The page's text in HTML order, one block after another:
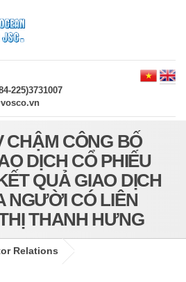
225)3731007
CHẬM CÔNG BỐ
DỊCH CỔ PHIẾU
QUẢ GIAO DỊCH
NGƯỜI CÓ LIÊN
THANH HƯNG
Relations